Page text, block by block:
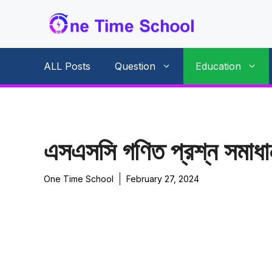
content
ALL Posts Question Education
এসএসসি গণিত প্রশ্ন
One Time School February 27, 2024